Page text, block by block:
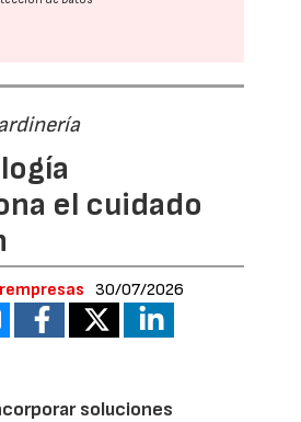
el cuidado
30/07/2026
soluciones